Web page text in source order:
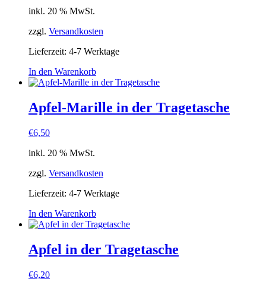
inkl. 20 % MwSt.
zzgl. Versandkosten
Lieferzeit: 4-7 Werktage
In den Warenkorb
Apfel-Marille in der Tragetasche
€6,50
inkl. 20 % MwSt.
zzgl. Versandkosten
Lieferzeit: 4-7 Werktage
In den Warenkorb
Apfel in der Tragetasche
€6,20